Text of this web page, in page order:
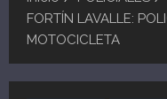
FORTÍN LAVALLE:
MOTOCICLETA